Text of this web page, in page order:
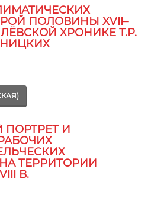
ПОЛОВИНЫ XVII–
ХРОНИКЕ Т.Р.
И
ТЕРРИТОРИИ
В.